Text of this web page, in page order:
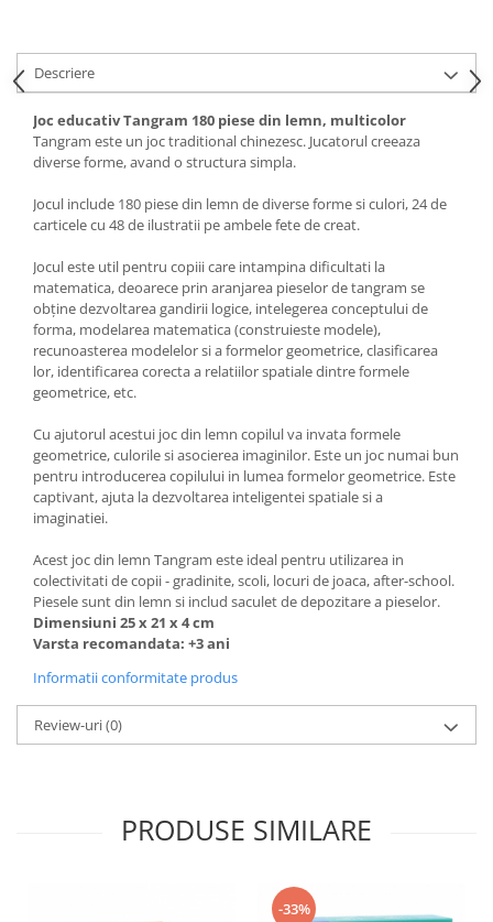
Descriere
Joc educativ Tangram 180 piese din lemn, multicolor
Tangram este un joc traditional chinezesc. Jucatorul creeaza
diverse forme, avand o structura simpla.
Jocul include 180 piese din lemn de diverse forme si culori, 24 de
carticele cu 48 de ilustratii pe ambele fete de creat.
Jocul este util pentru copiii care intampina dificultati la
matematica, deoarece prin aranjarea pieselor de tangram se
obține dezvoltarea gandirii logice, intelegerea conceptului de
forma, modelarea matematica (construieste modele),
recunoasterea modelelor si a formelor geometrice, clasificarea
lor, identificarea corecta a relatiilor spatiale dintre formele
geometrice, etc.
Cu ajutorul acestui joc din lemn copilul va invata formele
geometrice, culorile si asocierea imaginilor. Este un joc numai bun
pentru introducerea copilului in lumea formelor geometrice. Este
captivant, ajuta la dezvoltarea inteligentei spatiale si a
imaginatiei.
Acest joc din lemn Tangram este ideal pentru utilizarea in
colectivitati de copii - gradinite, scoli, locuri de joaca, after-school.
Piesele sunt din lemn si includ saculet de depozitare a pieselor.
Dimensiuni 25 x 21 x 4 cm
Varsta recomandata: +3 ani
Informatii conformitate produs
Review-uri(0)
PRODUSE SIMILARE
-33%